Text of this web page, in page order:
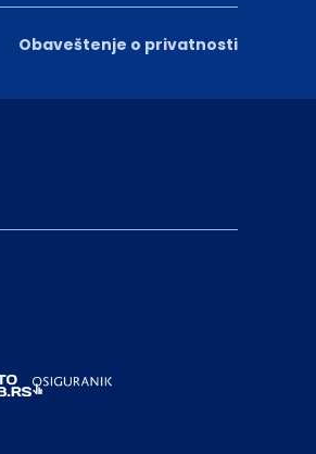
Obaveštenje o privatnosti